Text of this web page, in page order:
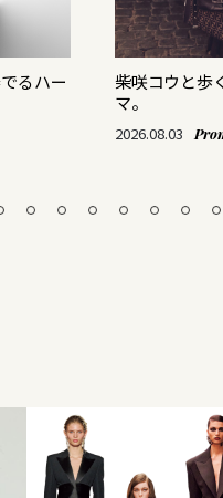
るハー
柴咲コウと歩
マ。
2026.08.03